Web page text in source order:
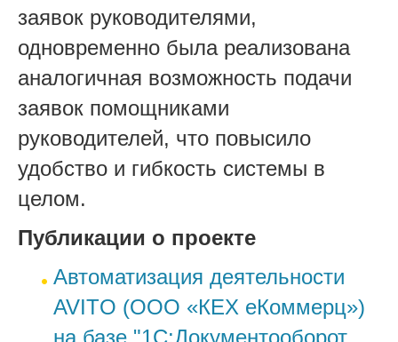
заявок руководителями,
одновременно была реализована
аналогичная возможность подачи
заявок помощниками
руководителей, что повысило
удобство и гибкость системы в
целом.
Публикации о проекте
Автоматизация деятельности
AVITO (OOO «КEX еКоммерц»)
на базе "1С:Документооборот